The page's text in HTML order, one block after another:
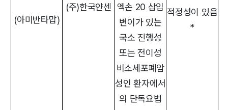
(아미반타맙)
(주)한국얀센
엑손 20 삽입
변이가 있는
국소 진행성
또는 전이성
비소세포폐암
성인 환자에서
의 단독요법
적정성이 있음
*